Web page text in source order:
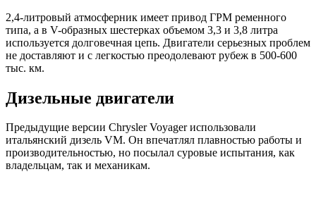
2,4-литровый атмосферник имеет привод ГРМ ременного
типа, а в V-образных шестерках объемом 3,3 и 3,8 литра
используется долговечная цепь. Двигатели серьезных проблем
не доставляют и с легкостью преодолевают рубеж в 500-600
тыс. км.
Дизельные двигатели
Предыдущие версии Chrysler Voyager использовали
итальянский дизель VM. Он впечатлял плавностью работы и
производительностью, но посылал суровые испытания, как
владельцам, так и механикам.